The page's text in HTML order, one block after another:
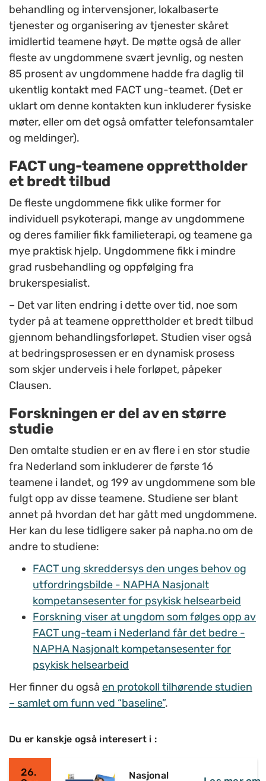
behandling og intervensjoner, lokalbaserte
tjenester og organisering av tjenester skåret
imidlertid teamene høyt. De møtte også de aller
fleste av ungdommene svært jevnlig, og nesten
85 prosent av ungdommene hadde fra daglig til
ukentlig kontakt med FACT ung-teamet. (Det er
uklart om denne kontakten kun inkluderer fysiske
møter, eller om det også omfatter telefonsamtaler
og meldinger).
FACT ung-teamene opprettholder
et bredt tilbud
De fleste ungdommene fikk ulike former for
individuell psykoterapi, mange av ungdommene
og deres familier fikk familieterapi, og teamene ga
mye praktisk hjelp. Ungdommene fikk i mindre
grad rusbehandling og oppfølging fra
brukerspesialist.
– Det var liten endring i dette over tid, noe som
tyder på at teamene opprettholder et bredt tilbud
gjennom behandlingsforløpet. Studien viser også
at bedringsprosessen er en dynamisk prosess
som skjer underveis i hele forløpet, påpeker
Clausen.
Forskningen er del av en større
studie
Den omtalte studien er en av flere i en stor studie
fra Nederland som inkluderer de første 16
teamene i landet, og 199 av ungdommene som ble
fulgt opp av disse teamene. Studiene ser blant
annet på hvordan det har gått med ungdommene.
Her kan du lese tidligere saker på napha.no om de
andre to studiene:
FACT ung skreddersys den unges behov og
utfordringsbilde - NAPHA Nasjonalt
kompetansesenter for psykisk helsearbeid
Forskning viser at ungdom som følges opp av
FACT ung-team i Nederland får det bedre -
NAPHA Nasjonalt kompetansesenter for
psykisk helsearbeid
Her finner du også en protokoll tilhørende studien
– samlet om funn ved “baseline”.
Du er kanskje også interesert i :
26.
Nasjonal